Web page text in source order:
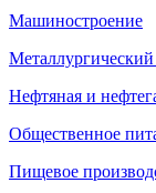
Машиностроение
Нефтяная и
Общественное
Пищевое